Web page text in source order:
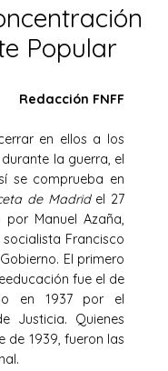
Popular
Redacción FNFF
en ellos a los
la guerra, el
se comprueba en
de Madridel 27
Manuel Azaña,
Francisco
El primero
fue el de
en 1937 por el
Justicia. Quienes
de 1939, fueron las